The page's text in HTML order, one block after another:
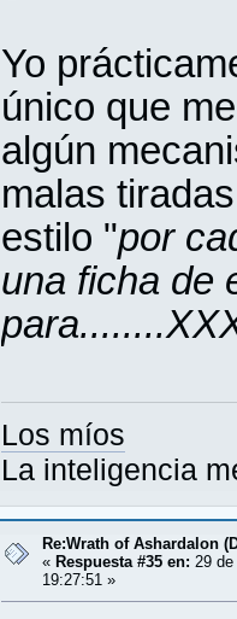
Yo
único que
algún
malas
estilo "por
una ficha de
Los míos
La inteligencia
Re:Wrath of Ashardalon
« Respuesta #35 en: 29
19:27:51 »